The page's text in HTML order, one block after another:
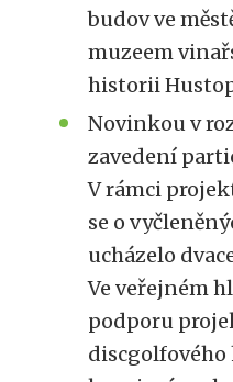
budov ve
muzeem
historii
Novinkou v
zavedení
V rámci
se o
ucházelo
Ve veřejném
podporu
discgolfového